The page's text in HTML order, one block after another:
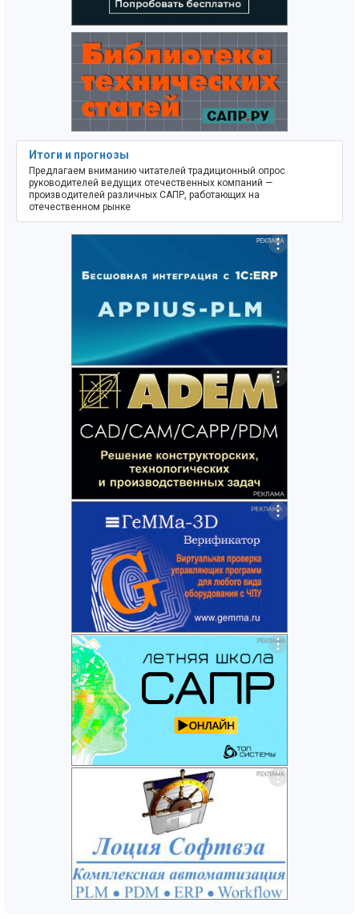
Итоги и прогнозы
Предлагаем вниманию читателей традиционный опрос
руководителей ведущих отечественных компаний —
производителей различных САПР, работающих на
отечественном рынке